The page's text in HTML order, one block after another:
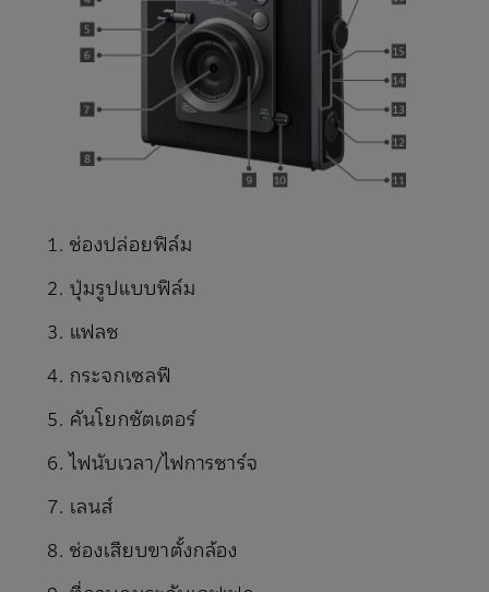
ช่องปล่อยฟิล์ม
ปุ่มรูปแบบฟิล์ม
แฟลช
กระจกเซลฟี
คันโยกชัตเตอร์
ไฟนับเวลา/ไฟการชาร์จ
เลนส์
ช่องเสียบขาตั้งกล้อง